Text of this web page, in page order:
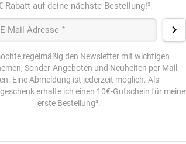
Rabatt auf deine nächste Bestellung!³
Mail Adresse *
regelmäßig den Newsletter mit wichtigen
Sonder-Angeboten und Neuheiten per Mail
Eine Abmeldung ist jederzeit möglich. Als
erhalte ich einen 10€-Gutschein für meine
erste Bestellung³.